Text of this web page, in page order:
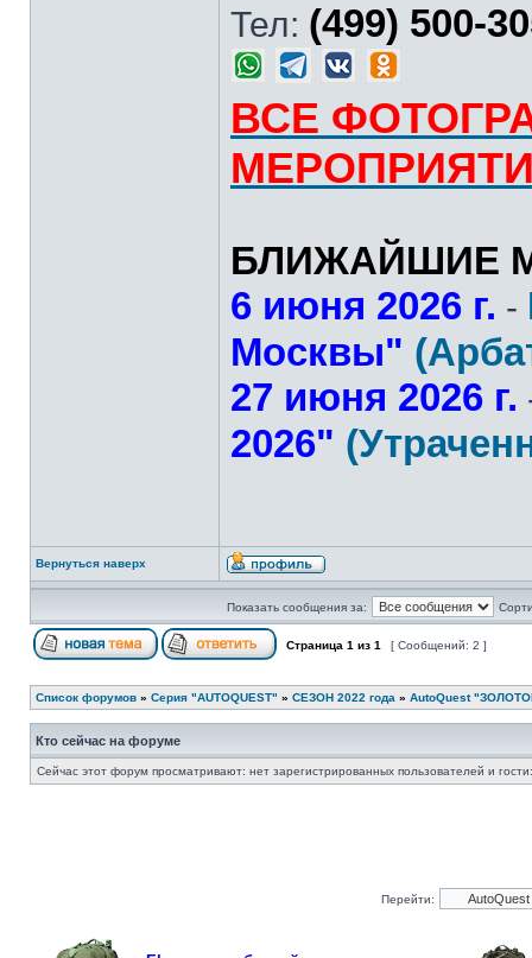
Тел: (499) 500-
ВСЕ
БЛИЖАЙШИЕ
6 июня 2026 г. -
Москвы"
27 июня 2026 г.
2026"
Вернуться наверх
Показать сообщения за:
Страница 1 из 1 [ Сообщений: 2 ]
Список форумов » Серия "AUTOQUEST" » СЕЗОН 2022 года » AutoQuest
Кто сейчас на форуме
Сейчас этот форум просматривают: нет зарегистрированных пользователей и
Перейти: